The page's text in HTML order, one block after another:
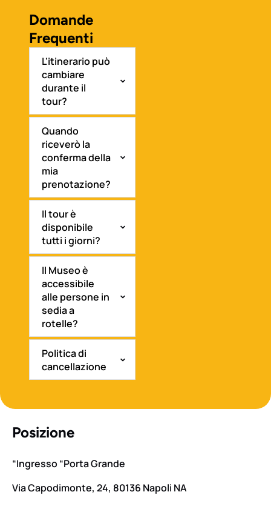
Domande
Frequenti
L'itinerario può
cambiare
durante il
tour?
Quando
riceverò la
conferma della
mia
prenotazione?
Il tour è
disponibile
tutti i giorni?
Il Museo è
accessibile
alle persone in
sedia a
rotelle?
Politica di
cancellazione
Posizione
“Ingresso “Porta Grande
Via Capodimonte, 24, 80136 Napoli NA